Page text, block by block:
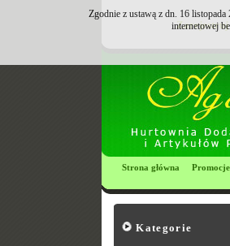
Zarejestruj
Strona główna Promocje
Kategorie
Zgodnie z ustawą z dn. 16
internetowej